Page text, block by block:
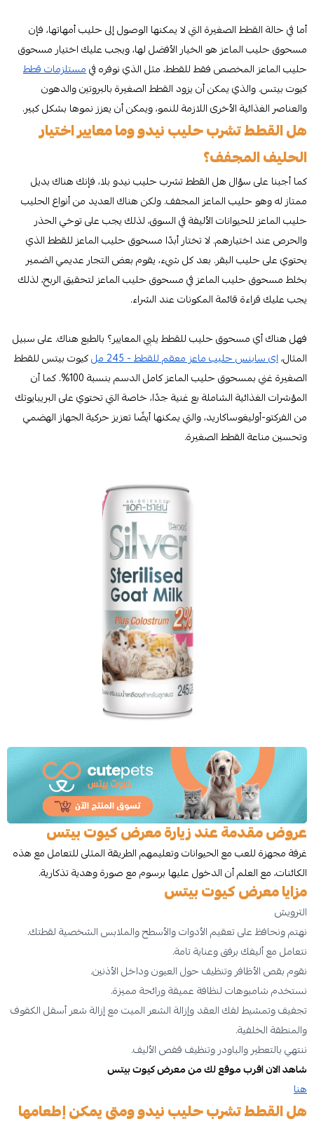
أما في حالة القطط الصغيرة التي لا يمكنها الوصول إلى حليب أمهاتها، فإن
مسحوق حليب الماعز هو الخيار الأفضل لها، ويجب عليك اختيار مسحوق
حليب الماعز المخصص فقط للقطط، مثل الذي نوفره فيمستلزمات قطط
كيوت بيتس. والذي يمكن أن يزود القطط الصغيرة بالبروتين والدهون
والعناصر الغذائية الأخرى اللازمة للنمو، ويمكن أن يعزز نموها بشكل كبير.
هل القطط تشرب حليب نيدو وما معايير اختيار
الحليف المجفف؟
كما أجبنا على سؤال هل القطط تشرب حليب نيدو بلا، فإنك هناك بديل
ممتاز له وهو حليب الماعز المجفف. ولكن هناك العديد من أنواع الحليب
حليب الماعز للحيوانات الأليفة في السوق، لذلك يجب على توخي الحذر
والحرص عند اختيارهم. لا تختار أبدًا مسحوق حليب الماعز للقطط الذي
يحتوي على حليب البقر. بعد كل شيء، يقوم بعض التجار عديمي الضمير
بخلط مسحوق حليب الماعز في مسحوق حليب الماعز لتحقيق الربح، لذلك
يجب عليك قراءة قائمة المكونات عند الشراء.
فهل هناك أي مسحوق حليب للقطط يلبي المعايير؟ بالطبع هناك. على سبيل
المثال،اى ساينس حليب ماعز معقم للقطط - 245 مل
كيوت بيتس للقطط
الصغيرة غني بمسحوق حليب الماعز كامل الدسم بنسبة 100%. كما أن
المؤشرات الغذائية الشاملة بع غنية جدًا، خاصة التي تحتوي على البريبايوتك
من الفركتو-أوليغوساكاريد، والتي يمكنها أيضًا تعزيز حركية الجهاز الهضمي
وتحسين مناعة القطط الصغيرة.
عروض مقدمة عند زيارة معرض كيوت بيتس
غرفة مجهزة للعب مع الحيوانات وتعليمهم الطريقة المثلى للتعامل مع هذه
الكائنات، مع العلم أن الدخول عليها برسوم مع صورة وهدية تذكارية.
مزايا معرض كيوت بيتس
الترويش
نهتم ونحافظ على تعقيم الأدوات والأسطح والملابس الشخصية لقطتك.
نتعامل مع أليفك برفق وعناية تامة.
نقوم بقص الأظافر وتنظيف حول العيون وداخل الأذنين.
نستخدم شامبوهات لنظافة عميقة ورائحة مميزة.
تجفيف وتمشيط لفك العقد وإزالة الشعر الميت مع إزالة شعر أسفل الكفوف
والمنطقة الخلفية.
ننتهي بالتعطير والباودر وتنظيف قفص الأليف.
شاهد الان اقرب موقع لك من معرض كيوت بيتس
هنا
هل القطط تشرب حليب نيدو ومتى يمكن إطعامها